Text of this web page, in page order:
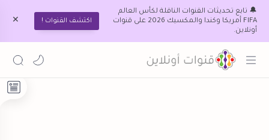
🔔 تابع تحديثات القنوات الناقلة لكأس العالم
FIFA أمريكا وكندا والمكسيك 2026 على قنوات
أونلاين.
اكتشف القنوات !